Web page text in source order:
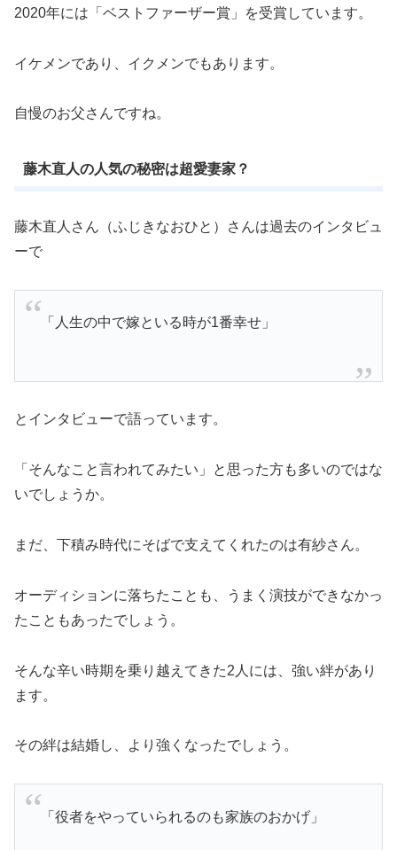
2020年には「ベストファーザー賞」を受賞しています。
イケメンであり、イクメンでもあります。
自慢のお父さんですね。
藤木直人の人気の秘密は超愛妻家？
藤木直人さん（ふじきなおひと）さんは過去のインタビュ
ーで
「人生の中で嫁といる時が1番幸せ」
とインタビューで語っています。
「そんなこと言われてみたい」と思った方も多いのではな
いでしょうか。
まだ、下積み時代にそばで支えてくれたのは有紗さん。
オーディションに落ちたことも、うまく演技ができなかっ
たこともあったでしょう。
そんな辛い時期を乗り越えてきた2人には、強い絆があり
ます。
その絆は結婚し、より強くなったでしょう。
「役者をやっていられるのも家族のおかげ」